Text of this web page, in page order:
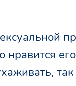
нравится